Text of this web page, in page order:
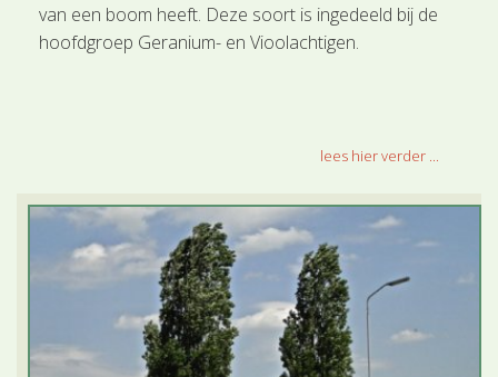
van een boom heeft. Deze soort is ingedeeld bij de
hoofdgroep Geranium- en Vioolachtigen.
lees hier verder ...